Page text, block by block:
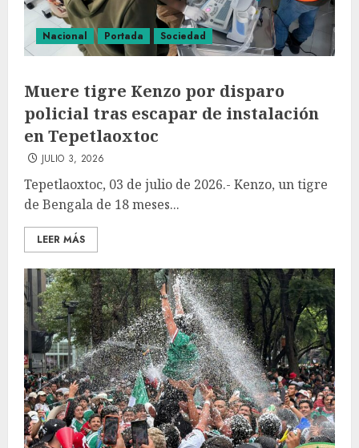
Nacional Portada Sociedad
Muere tigre Kenzo por disparo
policial tras escapar de instalación
en Tepetlaoxtoc
JULIO 3, 2026
Tepetlaoxtoc, 03 de julio de 2026.- Kenzo, un tigre
de Bengala de 18 meses...
LEER MÁS